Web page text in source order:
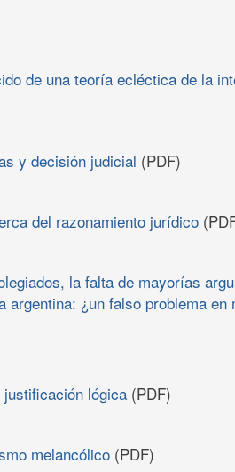
de una teoría ecléctica de la
y decisión judicial (PDF)
del razonamiento jurídico
la falta de mayorías
argentina: ¿un falso problema en
lógica (PDF)
melancólico (PDF)